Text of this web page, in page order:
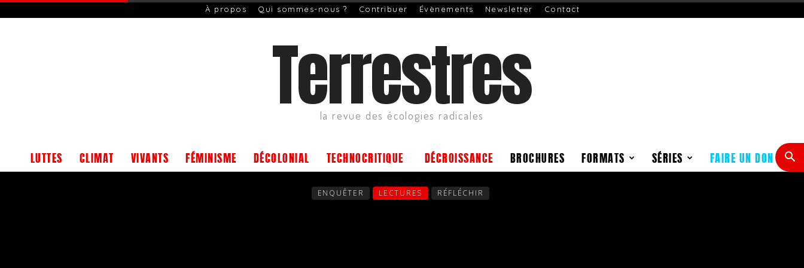
À propos Qui sommes-nous ? Contribuer Évènements Newsletter Contact
Terrestres
la revue des écologies radicales
LUTTES CLIMAT VIVANTS FÉMINISME DÉCOLONIAL TECHNOCRITIQUE DÉCROISSANCE BROCHURES FORMATS SÉRIES FAIRE UN DON
ENQUÊTER LECTURES RÉFLÉCHIR